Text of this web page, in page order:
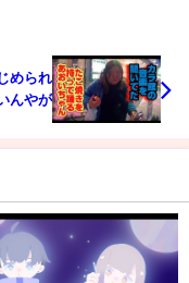
められ
んやが